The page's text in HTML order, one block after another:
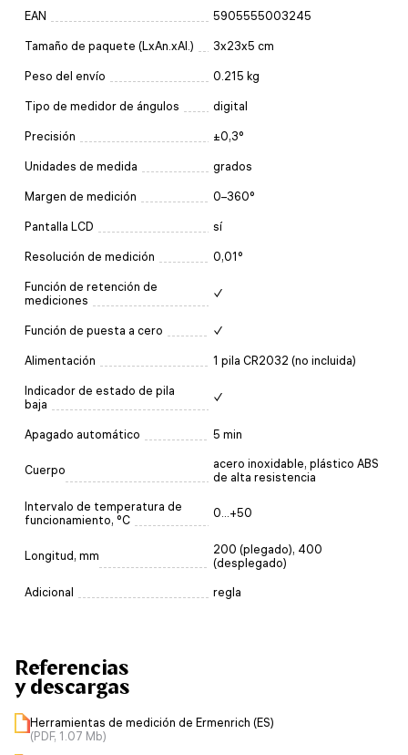
EAN 5905555003245
Tamaño de paquete (LxAn.xAl.) 3x23x5 cm
Peso del envío 0.215 kg
Tipo de medidor de ángulos digital
Precisión ±0,3°
Unidades de medida grados
Margen de medición 0–360°
Pantalla LCD sí
Resolución de medición 0,01°
Función de retención de
mediciones
✓
Función de puesta a cero ✓
Alimentación 1 pila CR2032 (no incluida)
Indicador de estado de pila
baja
✓
Apagado automático 5 min
Cuerpo
acero inoxidable, plástico ABS
de alta resistencia
Intervalo de temperatura de
funcionamiento, °C
0...+50
Longitud, mm
200 (plegado), 400
(desplegado)
Adicional regla
Referencias
y descargas
Herramientas de medición de Ermenrich (ES)
(PDF, 1.07 Mb)